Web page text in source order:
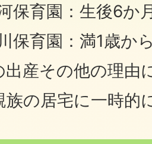
保育園：生後6か
保育園：満1歳か
出産その他の理由
族の居宅に一時的